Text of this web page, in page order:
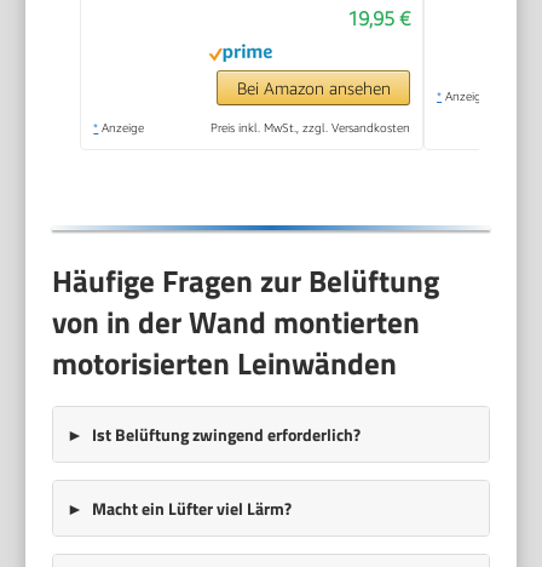
Projektionsleinwand
für Heimkino, Garten,
Camping, Büro, inkl.
19,95 €
Bei Amazon ansehen
* Anzeige Preis inkl. MwSt., zzgl. Versandkosten
* Anzeige
Häufige Fragen zur Belüftung
von in der Wand montierten
motorisierten Leinwänden
Ist Belüftung zwingend erforderlich?
Macht ein Lüfter viel Lärm?